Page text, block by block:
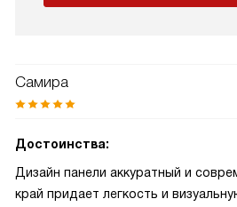
Самира
Достоинства:
Дизайн панели аккуратный и
край придает легкость и